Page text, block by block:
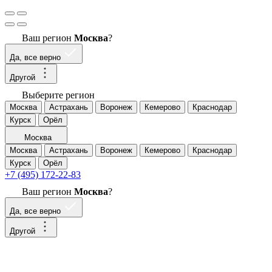
Ваш регион Москва?
Да, все верно
Другой
Выберите регион
Москва Астрахань Воронеж Кемерово
Краснодар
Курск
Орёл
Москва
Москва
Астрахань Воронеж Кемерово
Краснодар
Курск
Орёл
+7 (495) 172-22-83
Ваш регион Москва?
Да, все верно
Другой